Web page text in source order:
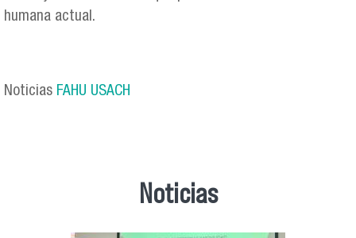
humana actual.
Noticias FAHU USACH
Noticias